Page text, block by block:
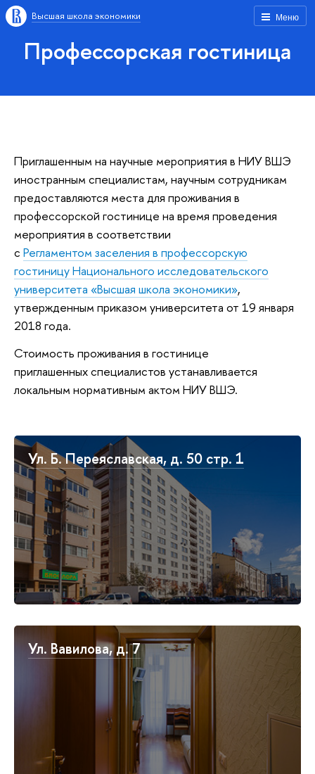
Меню
Высшая школа экономики
Профессорская гостиница
Приглашенным на научные мероприятия в НИУ ВШЭ
иностранным специалистам, научным сотрудникам
предоставляются места для проживания в
профессорской гостинице на время проведения
мероприятия в соответствии
с Регламентом заселения в профессорскую
гостиницу Национального исследовательского
университета «Высшая школа экономики»,
утвержденным приказом университета от 19 января
2018 года.
Стоимость проживания в гостинице
приглашенных специалистов устанавливается
локальным нормативным актом НИУ ВШЭ.
Ул. Б. Переяславская, д. 50 стр. 1
Ул. Вавилова, д. 7